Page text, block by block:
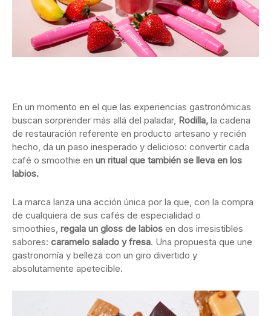
En un momento en el que las experiencias gastronómicas
buscan sorprender más allá del paladar, Rodilla, la cadena
de restauración referente en producto artesano y recién
hecho, da un paso inesperado y delicioso: convertir cada
café o smoothie en un ritual que también se lleva en los
labios.
La marca lanza una acción única por la que, con la compra
de cualquiera de sus cafés de especialidad o
smoothies, regala un gloss de labios en dos irresistibles
sabores: caramelo salado y fresa. Una propuesta que une
gastronomía y belleza con un giro divertido y
absolutamente apetecible.